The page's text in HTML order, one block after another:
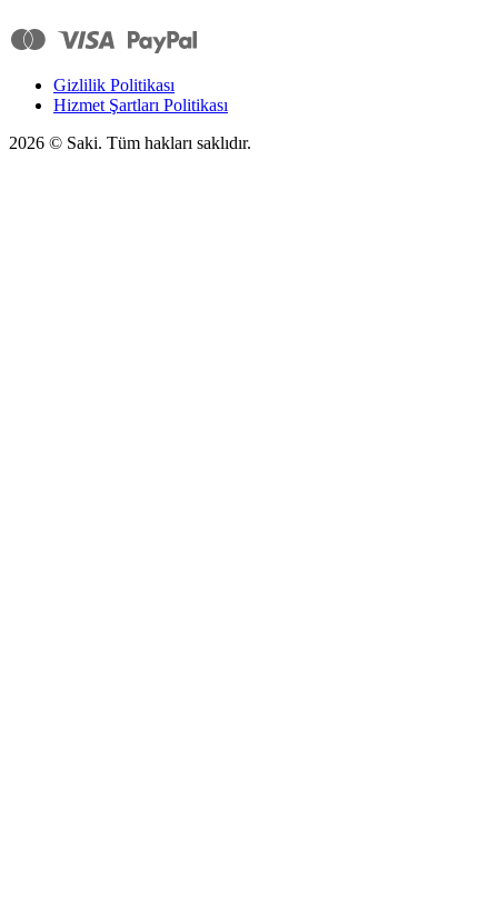
Gizlilik Politikası
Hizmet Şartları Politikası
2026 © Saki. Tüm hakları saklıdır.